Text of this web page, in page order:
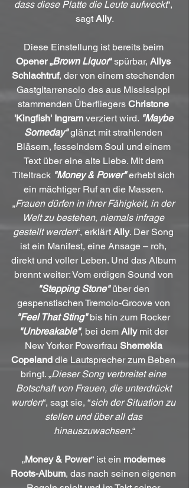
dass diese Platte die Leute aufweckt“,
sagt Ally.
Diese Einstellung ist bereits beim
Opener „Brown Liquor“ spürbar, Allys
Schlachtruf, der von einem stechenden
Gastgitarrensolo des aus Mississippi
stammenden Überfliegers Christone
'Kingfish' Ingram verziert wird. "Maybe
Someday" glänzt mit strahlenden
Bläsern, fesselndem Soul und einem
Text über eine alte Liebe. Mit dem
Titeltrack "Money & Power" erhebt sich
ein mächtiger Ruf an die Massen.
„Frauen dürfen in ihrer Fähigkeit, in der
Welt zu bestehen, niemals infrage
gestellt werden“, erklärt Ally. Der Song
ist ein Manifest, eine Ansage – roh,
direkt und voller Leben. Und das Album
brennt weiter: Vom erdigen Sound von
"Stepping Stone" über den
gespenstischen Tremolo-Groove von
"Feel That Sting" bis hin zum Rocker
"Unbreakable", bei dem Ally mit der
New Yorker Powerfrau Shemekia
Copeland die Lautsprecher zum Beben
bringt. „Dieser Song verbreitet eine
Botschaft von Frauen, die unterdrückt
wurden“, sagt sie, “sich der Situation zu
stellen und über all das
hinauszuwachsen.“
„Money & Power“ ist ein modernes
Roots-Album, das nach seinen eigenen